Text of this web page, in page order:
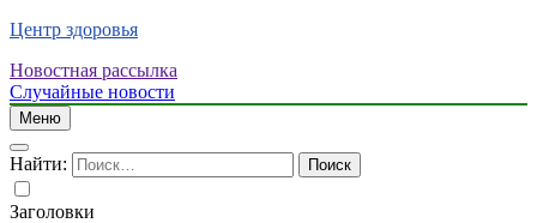
Центр здоровья
Новостная рассылка
Случайные новости
Меню
Найти:
Заголовки